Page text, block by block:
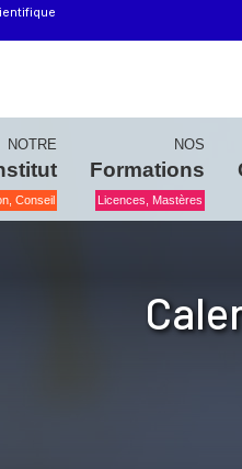
NOTRE
Conseil
NOS
Formations
Licences, Mastères